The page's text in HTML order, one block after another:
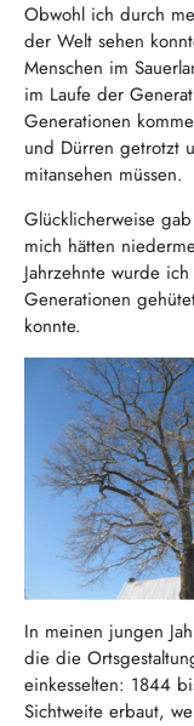
Obwohl ich durch
der Welt sehen
Menschen im
im Laufe der
Generationen
und Dürren getrotzt
mitansehen müssen.
Glücklicherweise
mich hätten
Jahrzehnte wurde
Generationen
konnte.
In meinen jungen
die die
einkesselten: 1844
Sichtweite erbaut,